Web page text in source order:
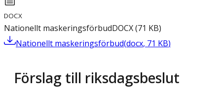
DOCX
Nationellt maskeringsförbudDOCX(71 KB)
Nationellt maskeringsförbud(docx, 71 KB)
Förslag till riksdagsbeslut